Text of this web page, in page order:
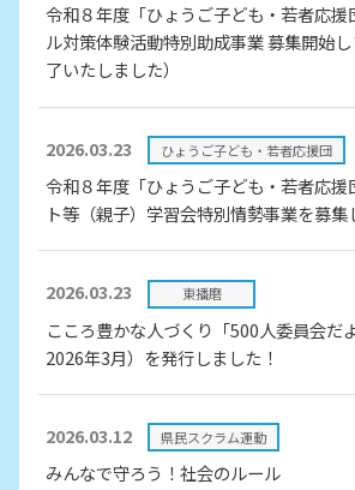
令和８年度「ひょうご子ども・若者応
ル対策体験活動特別助成事業 募集開始
了いたしました）
2026.03.23 ひょうご子ども・若者応援団
令和８年度「ひょうご子ども・若者応援
ト等（親子）学習会特別情勢事業を募集
2026.03.23 東播磨
こころ豊かな人づくり「500人委員会だ
2026年3月）を発行しました！
2026.03.12 県民スクラム運動
みんなで守ろう！社会のルール